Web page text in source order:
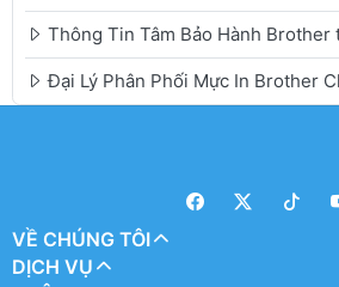
Thông Tin Tâm Bảo Hành Brother
Đại Lý Phân Phối Mực In Brother
VỀ CHÚNG TÔI
DỊCH VỤ